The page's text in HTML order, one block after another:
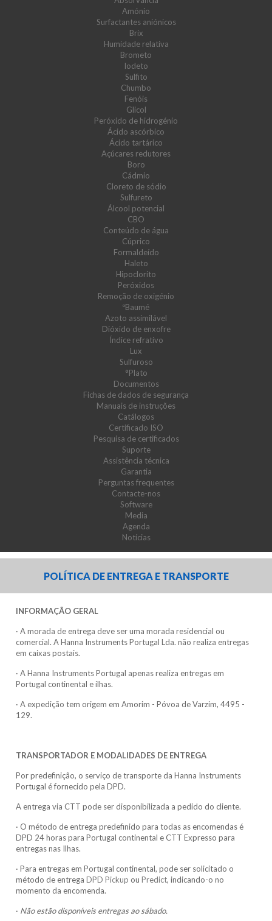
Amónio
Surfactantes aniónicos
Brix
Humidade relativa
Brometo
Iodeto
Sulfito
Chumbo
Fenóis
Glicol
Peróxido de hidrogénio
Ácido ascórbico
Ácido tartárico
Açúcares redutores
Boro
Cádmio
Cloreto de sódio
Sulfureto
Álcool potencial
CBO
Conteúdo de água
Cúprico
Formaldeído
Haleto
Hipoclorito
Peróxidos
Remoção de oxigénio
ºBaumé
Azoto assimilável
Dióxido de enxofre
Índice refrativo
Lux
Sulfuroso
°Plato
Documentos
Fichas de dados de segurança
Manuais de instruções
Catálogos
Certificado ISO
Pesquisa de certificados
Suporte
Assistência técnica
Garantia
Perguntas frequentes
Contacte-nos
Software
Media
Agenda
Notícias
POLÍTICA DE ENTREGA E TRANSPORTE
INFORMAÇÃO GERAL
· A morada de entrega deve ser uma morada residencial ou
comercial. A Hanna Instruments Portugal Lda. não realiza entregas
em caixas postais.
· A Hanna Instruments Portugal apenas realiza entregas em
Portugal continental e ilhas.
· A expedição tem origem em Amorim - Póvoa de Varzim, 4495 -
129.
TRANSPORTADOR E MODALIDADES DE ENTREGA
Por predefinição, o serviço de transporte da Hanna Instruments
Portugal é fornecido pela DPD.
A entrega via CTT pode ser disponibilizada a pedido do cliente.
· O método de entrega predefinido para todas as encomendas é
DPD 24 horas para Portugal continental e CTT Expresso para
entregas nas Ilhas.
· Para entregas em Portugal continental, pode ser solicitado o
método de entregaDPD Pickup ouPredict, indicando-o no
momento da encomenda.
· Não estão disponíveis entregas ao sábado.